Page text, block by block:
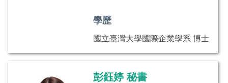
學歷
國立臺灣大學國際企業學系 博士
彭鈺婷 秘書